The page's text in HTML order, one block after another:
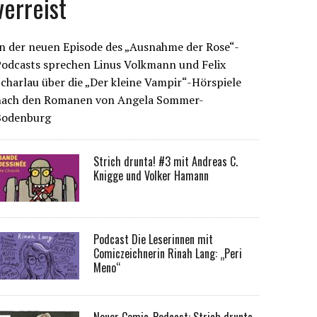
der neuen Episode des „Ausnahme der Rose“-
sprechen Linus Volkmann und Felix
über die „Der kleine Vampir“-Hörspiele
den Romanen von Angela Sommer-
Strich drunta! #3 mit Andreas C.
Knigge und Volker Hamann
Podcast Die Leserinnen mit
Comiczeichnerin Rinah Lang: „Peri
Meno“